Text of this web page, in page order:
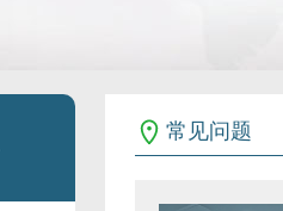
常见问题